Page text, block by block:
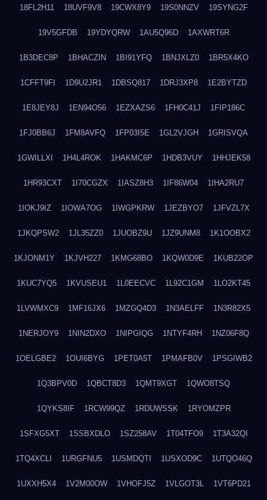
18FL2H11 18UVF9V8 19CWX8Y9 19S0NNZV 19SYNG2F
19V5GFDB 19YDYQRW 1AU5Q96D 1AXWRT6R
1B3DEC8P 1BHACZIN 1BI91YFQ 1BNJXLZ0 1BR5X4KO
1CFFT9FI 1D9U2JR1 1DBSQ817 1DRJ3XP8 1E2BYTZD
1E8JEY8J 1EN94O56 1EZXAZS6 1FH0C41J 1FIP186C
1FJ0BB6J 1FM8AVFQ 1FP03I5E 1GL2VJGH 1GRISVQA
1GWILLXI 1H4L4ROK 1HAKMC6P 1HDB3VUY 1HHJEK58
1HR93CXT 1I70CGZX 1IASZ8H3 1IF86W04 1IHA2RU7
1IOKJ9IZ 1IOWA7OG 1IWGPKRW 1JEZBYO7 1JFVZL7X
1JKQPSW2 1JL35ZZ0 1JUOBZ9U 1JZ9UNM8 1K1OOBX2
1KJONM1Y 1KJVH227 1KMG68BO 1KQW0D9E 1KUB22OP
1KUC7YQ5 1KVUSEU1 1L0EECVC 1L92C1GM 1LO2KT45
1LVWMXC9 1MF16JX6 1MZGQ4D3 1N3AELFF 1N3R82X5
1NERJOY9 1NIN2DXO 1NIPGIQG 1NTYF4RH 1NZ06F8Q
1OELGBE2 1OUI6BYG 1PET0A5T 1PMAFB0V 1PSGIWB2
1Q3BPV0D 1QBCT8D3 1QMT9XGT 1QWO8TSQ
1QYKS8IF 1RCW99QZ 1RDUWSSK 1RYOMZPR
1SFXG5XT 1SSBXDLO 1SZ258AV 1T04TFO9 1T3A32QI
1TQ4XCLI 1URGFNU5 1USMDQTI 1USXOD9C 1UTQO46Q
1UXXH5X4 1V2M00OW 1VHOFJ5Z 1VLGOT3L 1VT6PD21